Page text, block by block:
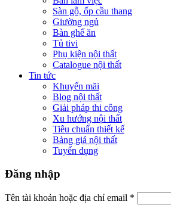
Sàn gỗ, ốp cầu thang
Giường ngủ
Bàn ghế ăn
Tủ tivi
Phụ kiện nội thất
Catalogue nội thất
Tin tức
Khuyến mãi
Blog nội thất
Giải pháp thi công
Xu hướng nội thất
Tiêu chuẩn thiết kế
Bảng giá nội thất
Tuyển dụng
Đăng nhập
Tên tài khoản hoặc địa chỉ email *